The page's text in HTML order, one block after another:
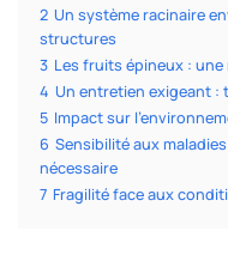
2 Un système racinaire
structures
3 Les fruits épineux :
4 Un entretien exigeant :
5 Impact sur
6 Sensibilité aux
nécessaire
7 Fragilité face aux